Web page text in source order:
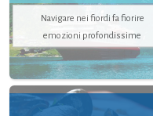
Navigare nei fiordi fa fiorire
emozioni profondissime